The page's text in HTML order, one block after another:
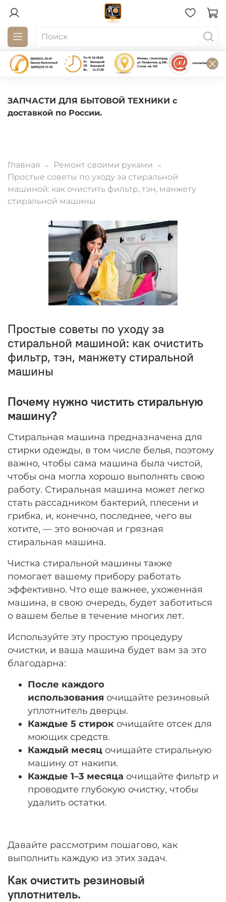
ЗАПЧАСТИ ДЛЯ БЫТОВОЙ ТЕХНИКИ с
доставкой по России.
Главная
Ремонт своими руками
Простые советы по уходу за стиральной
машиной: как очистить фильтр, тэн, манжету
стиральной машины
Простые советы по уходу за
стиральной машиной: как очистить
фильтр, тэн, манжету стиральной
машины
Почемунужно чистить стиральную
машину?
Стиральная машина предназначена для
стирки одежды, в том числе белья, поэтому
важно, чтобы сама машина была чистой,
чтобы она могла хорошо выполнять свою
работу. Стиральная машина может легко
стать рассадником бактерий, плесени и
грибка, и, конечно, последнее, чего вы
хотите, — это вонючая и грязная
стиральная машина.
Чистка стиральной машины также
помогает вашему прибору работать
эффективно. Что еще важнее, ухоженная
машина, в свою очередь, будет заботиться
о вашем белье в течение многих лет.
Используйте эту простую процедуру
очистки, и ваша машина будет вам за это
благодарна:
После каждого
использования очищайте резиновый
уплотнитель дверцы.
Каждые 5 стирок очищайте отсек для
моющих средств.
Каждый месяц очищайте стиральную
машину от накипи.
Каждые 1–3 месяца очищайте фильтр и
проводите глубокую очистку, чтобы
удалить остатки.
Давайте рассмотрим пошагово, как
выполнить каждую из этих задач.
Как очистить резиновый
уплотнитель.